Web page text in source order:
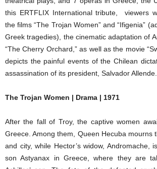
this ERTFLIX International tribute, viewers
the films “The Trojan Women” and “Ifigenia”
Greek tragedies), the cinematic adaptation of
“The Cherry Orchard,” as well as the movie
depicts the painful events of the Chilean
assassination of its president, Salvador Allende.
The Trojan Women | Drama | 1971
After the fall of Troy, the captive women
Greece. Among them, Queen Hecuba mourns
and city, while Hector’s widow, Andromache,
son Astyanax in Greece, where they are